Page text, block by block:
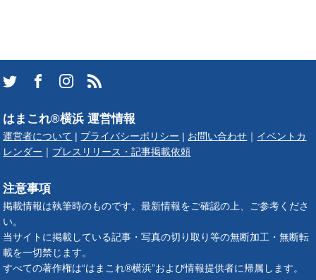
はまこれ®横浜 運営情報
運営者について プライバシーポリシー お問い合わせ
イベントカ
レンダー
プレスリリース・記事掲載依頼
注意事項
掲載情報は執筆時のものです。最新情報をご確認の上、ご参考くださ
い。
当サイトに掲載している記事・写真の切り取り等の無断加工・無断転
載を一切禁じます。
すべての著作権は“はまこれ®横浜”および情報提供者に帰属します。